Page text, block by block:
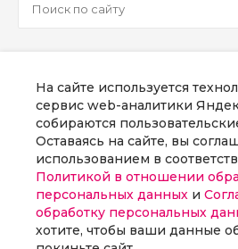
8 800 300
г. Москва, наб
Заказать
На сайте используется
сервис web-аналитики
собираются
Оставаясь на сайте, вы
использованием в
Политикой в отношении
персональных данных и
обработку персональных
хотите, чтобы ваши данные